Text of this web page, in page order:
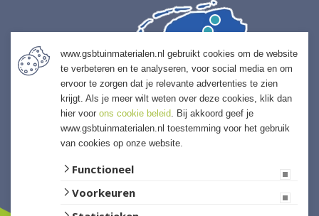
www.gsbtuinmaterialen.nl gebruikt cookies om de website
te verbeteren en te analyseren, voor social media en om
ervoor te zorgen dat je relevante advertenties te zien
krijgt. Als je meer wilt weten over deze cookies, klik dan
hier voor ons cookie beleid. Bij akkoord geef je
www.gsbtuinmaterialen.nl toestemming voor het gebruik
van cookies op onze website.
Functioneel
Voorkeuren